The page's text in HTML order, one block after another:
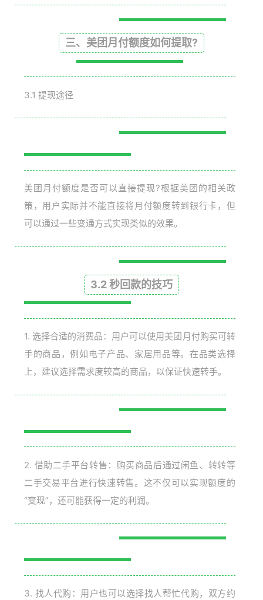
三、美团月付额度如何提取?
3.1 提现途径
美团月付额度是否可以直接提现?根据美团的相关政
策，用户实际并不能直接将月付额度转到银行卡，但
可以通过一些变通方式实现类似的效果。
3.2 秒回款的技巧
1. 选择合适的消费品：用户可以使用美团月付购买可转
手的商品，例如电子产品、家居用品等。在品类选择
上，建议选择需求度较高的商品，以保证快速转手。
2. 借助二手平台转售：购买商品后通过闲鱼、转转等
二手交易平台进行快速转售。这不仅可以实现额度的
“变现”，还可能获得一定的利润。
3. 找人代购：用户也可以选择找人帮忙代购，双方约